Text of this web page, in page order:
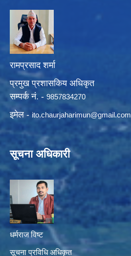
रामप्रसाद शर्मा
प्रमुख प्रशासकिय अधिकृत
सम्पर्क नं. - 9857834270
इमेल - ito.chaurjaharimun@gmail.com
सूचना अधिकारी
धर्मराज विष्ट
सूचना प्रविधि अधिकृत